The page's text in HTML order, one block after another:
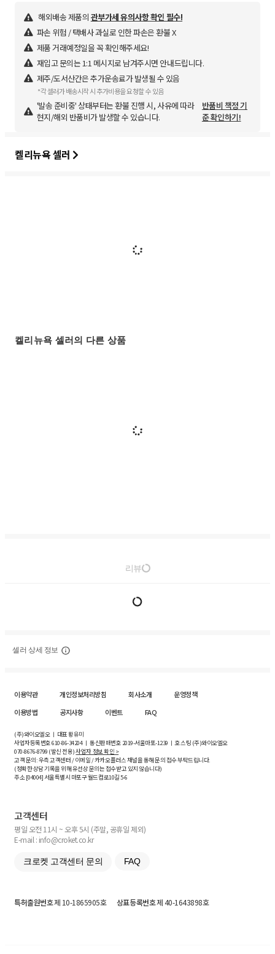
해외배송 제품의 관부가세 유의사항 확인 필수!
파손 위험 / 택배사 과실로 인한 파손은 환불 X
제품 거래예정일을 꼭 확인해주세요!
재입고 문의는 1:1 메시지로 남겨주시면 안내드립니다.
제주/도서산간은 추가운송료가 발생될 수 있음
*각 셀러가 배송시작 시 추가비용을 요청할 수 있음
'발송 준비중' 상태부터는 환불 진행 시, 사유에 따라
현지/해외 반품비가 발생할 수 있습니다.
반품비 책정 기
준 확인하기!
켈리뉴욕 셀러
켈리뉴욕 셀러의 다른 상품
리뷰
셀러 상세 정보
이용약관 개인정보처리방침 회사소개
운영정책
이용방법
공지사항 이벤트 FAQ
(주)와이오엘오 ㅣ 대표 황유미
사업자등록번호610-86-34204ㅣ 통신판매번호 2019-서울마포-1239 ㅣ 호스팅 (주)와이오엘오
070-8676-8799 (발신 전용)사업자 정보 확인 >
고객 문의: 우측 고객센터 / 이메일 / 카카오플러스 채널을 통해 문의 접수 부탁드립니다.
(정확한 상담 기록을 위해 유선상 문의는 접수받고 있지 않습니다)
주소 [04004] 서울특별시 마포구 월드컵로10길5-6
고객센터
평일 오전 11시 ~ 오후 5시 (주말, 공휴일 제외)
E-mail : info@croket.co.kr
크로켓 고객센터 문의 FAQ
특허출원번호제 10-1865905호 상표등록번호제 40-1643898호